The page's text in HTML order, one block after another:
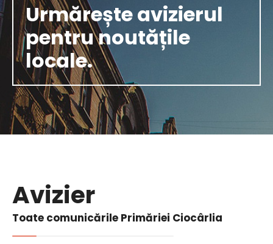
Urmărește avizierul
pentru noutățile
locale.
Avizier
Toate comunicările Primăriei Ciocârlia